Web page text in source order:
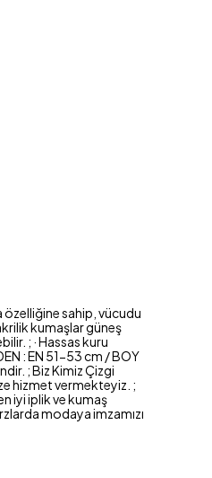
özelliğine sahip, vücudu
kumaşlar güneş
; · Hassas kuru
: EN 51-53 cm / BOY
; Biz Kimiz Çizgi
hizmet vermekteyiz. ;
iyi iplik ve kumaş
modaya imzamızı